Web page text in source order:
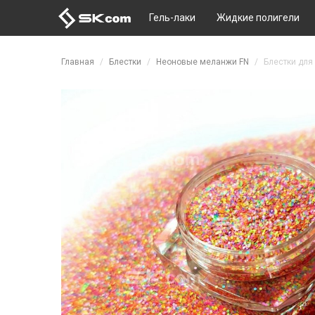
Гель-лаки Жидкие полигели
Главная Блестки Неоновые меланжи FN Блестки